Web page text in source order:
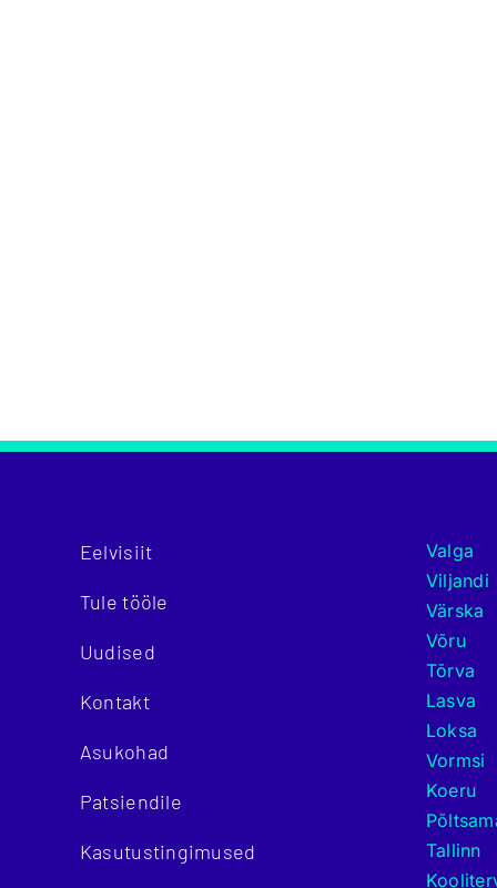
Eelvisiit
Tule tööle
Uudised
Kontakt
Asukohad
Patsiendile
Kasutustingimused
Valga
Viljandi
Värska
Võru
Tõrva
Lasva
Loksa
Vormsi
Koeru
Tallinn